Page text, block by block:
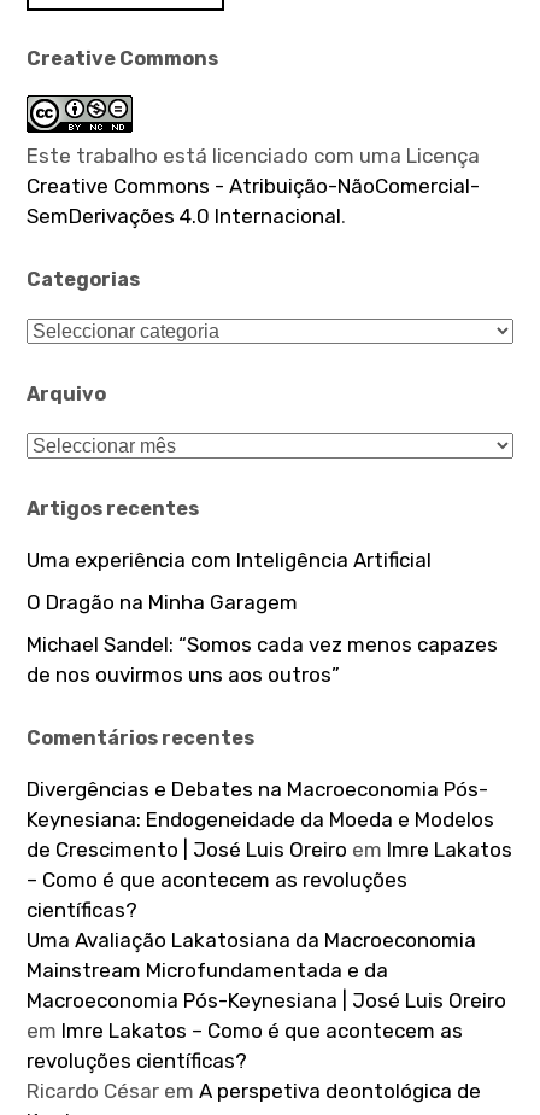
Creative Commons
Este trabalho está licenciado com uma Licença
Creative Commons - Atribuição-NãoComercial-
SemDerivações 4.0 Internacional.
Categorias
Categorias
Arquivo
Arquivo
Artigos recentes
Uma experiência com Inteligência Artificial
O Dragão na Minha Garagem
Michael Sandel: “Somos cada vez menos capazes
de nos ouvirmos uns aos outros”
Comentários recentes
Divergências e Debates na Macroeconomia Pós-
Keynesiana: Endogeneidade da Moeda e Modelos
de Crescimento | José Luis Oreiro em Imre Lakatos
– Como é que acontecem as revoluções
científicas?
Uma Avaliação Lakatosiana da Macroeconomia
Mainstream Microfundamentada e da
Macroeconomia Pós-Keynesiana | José Luis Oreiro
em Imre Lakatos – Como é que acontecem as
revoluções científicas?
Ricardo César emA perspetiva deontológica de